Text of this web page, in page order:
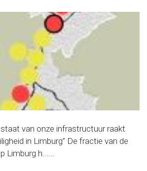
staat van onze infrastructuur raakt
in Limburg” De fractie van de
Limburg h......